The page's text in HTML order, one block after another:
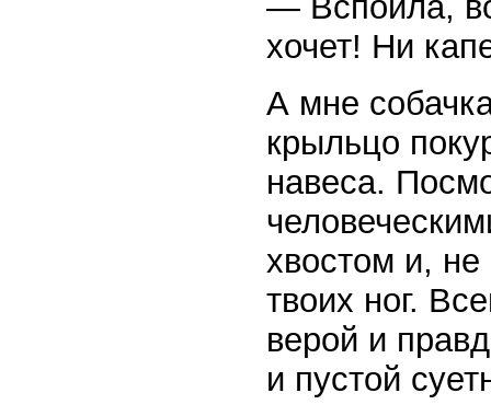
хочет! Ни
А мне
крыльцо
навеса.
хвостом и,
твоих ног.
верой и
и пустой